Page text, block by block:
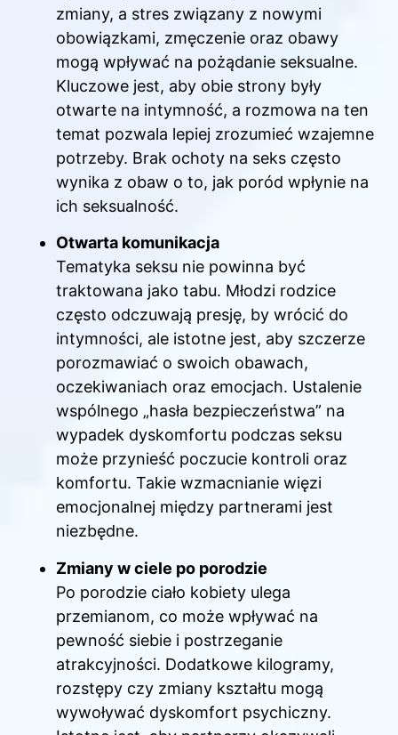
zmiany, a stres związany z nowymi
obowiązkami, zmęczenie oraz obawy
mogą wpływać na pożądanie seksualne.
Kluczowe jest, aby obie strony były
otwarte na intymność, a rozmowa na ten
temat pozwala lepiej zrozumieć wzajemne
potrzeby. Brak ochoty na seks często
wynika z obaw o to, jak poród wpłynie na
ich seksualność.
Otwarta komunikacja
Tematyka seksu nie powinna być
traktowana jako tabu. Młodzi rodzice
często odczuwają presję, by wrócić do
intymności, ale istotne jest, aby szczerze
porozmawiać o swoich obawach,
oczekiwaniach oraz emocjach. Ustalenie
wspólnego „hasła bezpieczeństwa” na
wypadek dyskomfortu podczas seksu
może przynieść poczucie kontroli oraz
komfortu. Takie wzmacnianie więzi
emocjonalnej między partnerami jest
niezbędne.
Zmiany w ciele po porodzie
Po porodzie ciało kobiety ulega
przemianom, co może wpływać na
pewność siebie i postrzeganie
atrakcyjności. Dodatkowe kilogramy,
rozstępy czy zmiany kształtu mogą
wywoływać dyskomfort psychiczny.